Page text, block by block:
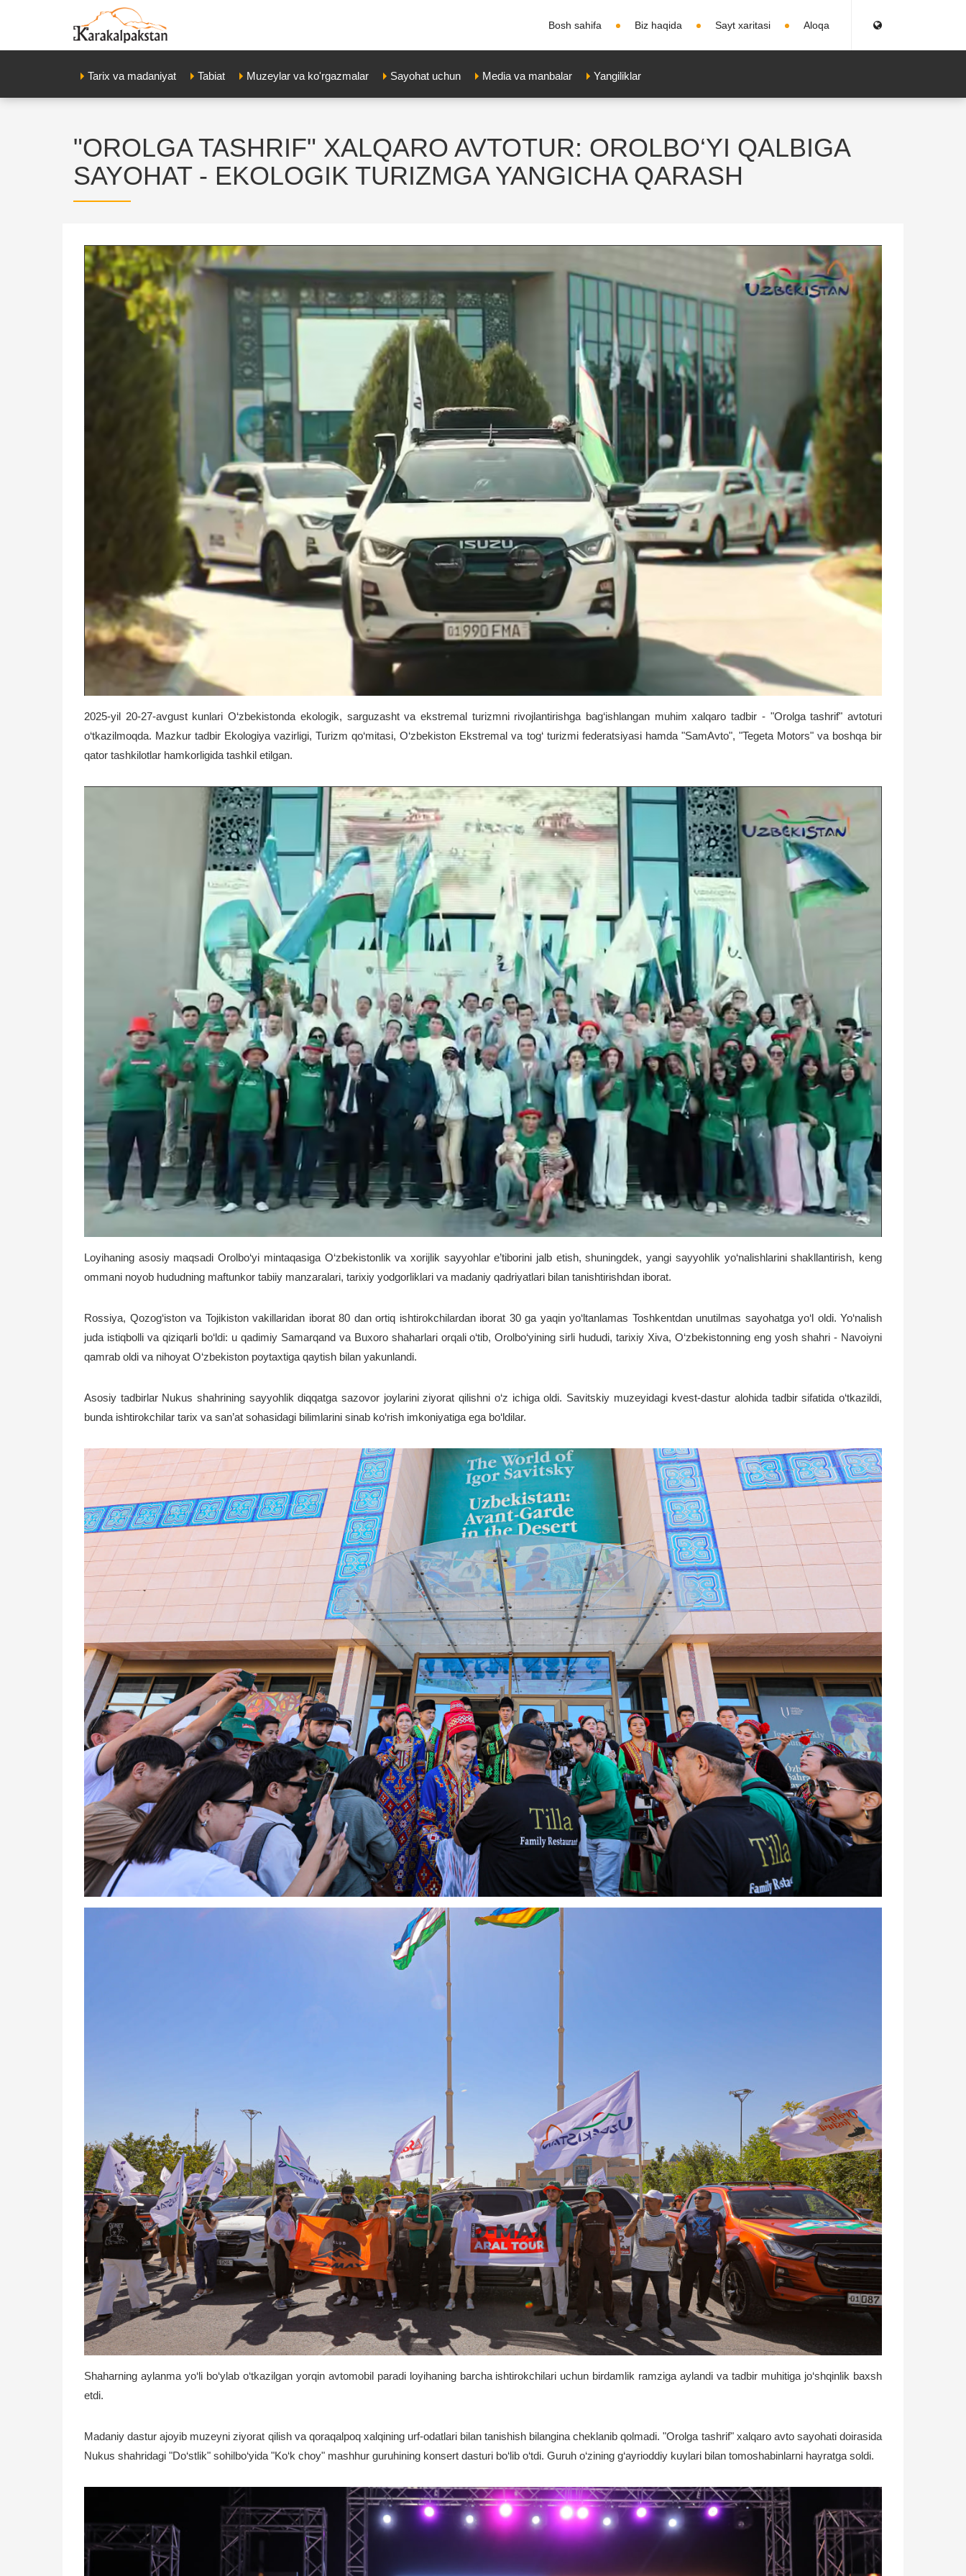
Bosh sahifa Biz haqida Sayt xaritasi Aloqa
Tarix va madaniyat Tabiat Muzeylar va ko'rgazmalar Sayohat uchun Media va manbalar Yangiliklar
"OROLGA TASHRIF" XALQARO AVTOTUR: OROLBO‘YI QALBIGA
SAYOHAT - EKOLOGIK TURIZMGA YANGICHA QARASH
2025-yil 20-27-avgust kunlari O‘zbekistonda ekologik, sarguzasht va ekstremal turizmni rivojlantirishga bag‘ishlangan muhim xalqaro tadbir - "Orolga tashrif" avtoturi
o‘tkazilmoqda. Mazkur tadbir Ekologiya vazirligi, Turizm qo‘mitasi, O‘zbekiston Ekstremal va tog‘ turizmi federatsiyasi hamda "SamAvto", "Tegeta Motors" va boshqa bir
qator tashkilotlar hamkorligida tashkil etilgan.
Loyihaning asosiy maqsadi Orolbo‘yi mintaqasiga O‘zbekistonlik va xorijlik sayyohlar e’tiborini jalb etish, shuningdek, yangi sayyohlik yo‘nalishlarini shakllantirish, keng
ommani noyob hududning maftunkor tabiiy manzaralari, tarixiy yodgorliklari va madaniy qadriyatlari bilan tanishtirishdan iborat.
Rossiya, Qozog‘iston va Tojikiston vakillaridan iborat 80 dan ortiq ishtirokchilardan iborat 30 ga yaqin yo‘ltanlamas Toshkentdan unutilmas sayohatga yo‘l oldi. Yo‘nalish
juda istiqbolli va qiziqarli bo‘ldi: u qadimiy Samarqand va Buxoro shaharlari orqali o‘tib, Orolbo‘yining sirli hududi, tarixiy Xiva, O‘zbekistonning eng yosh shahri - Navoiyni
qamrab oldi va nihoyat O‘zbekiston poytaxtiga qaytish bilan yakunlandi.
Asosiy tadbirlar Nukus shahrining sayyohlik diqqatga sazovor joylarini ziyorat qilishni o‘z ichiga oldi. Savitskiy muzeyidagi kvest-dastur alohida tadbir sifatida o‘tkazildi,
bunda ishtirokchilar tarix va san’at sohasidagi bilimlarini sinab ko‘rish imkoniyatiga ega bo‘ldilar.
Shaharning aylanma yo‘li bo‘ylab o‘tkazilgan yorqin avtomobil paradi loyihaning barcha ishtirokchilari uchun birdamlik ramziga aylandi va tadbir muhitiga jo‘shqinlik baxsh
etdi.
Madaniy dastur ajoyib muzeyni ziyorat qilish va qoraqalpoq xalqining urf-odatlari bilan tanishish bilangina cheklanib qolmadi. "Orolga tashrif" xalqaro avto sayohati doirasida
Nukus shahridagi "Do‘stlik" sohilbo‘yida "Ko‘k choy" mashhur guruhining konsert dasturi bo‘lib o‘tdi. Guruh o‘zining g‘ayrioddiy kuylari bilan tomoshabinlarni hayratga soldi.